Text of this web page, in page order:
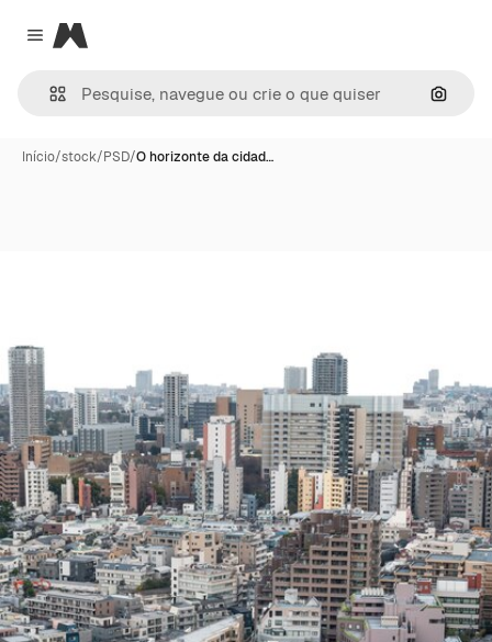
Close menu
Magnific
Início/stock/PSD/O horizonte da cidad…